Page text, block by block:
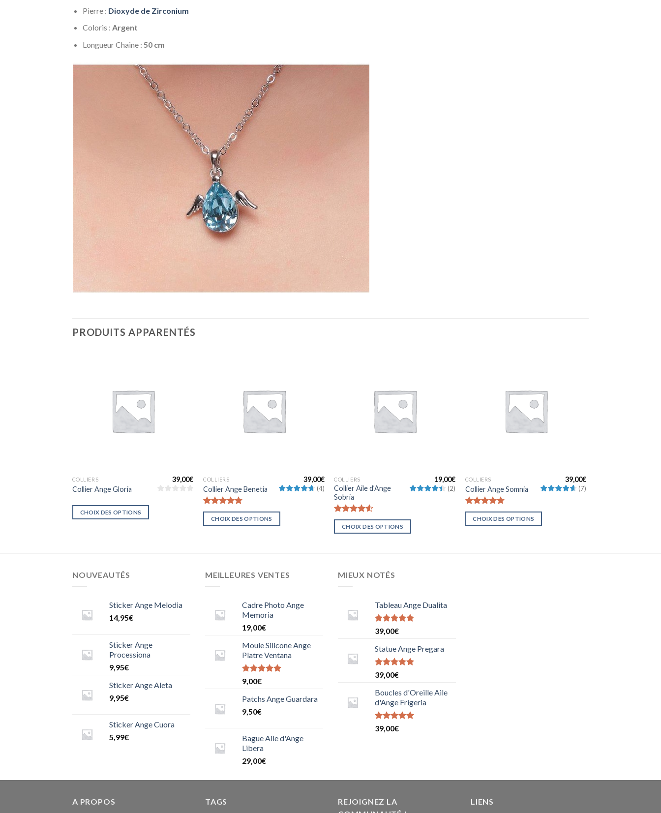
Pierre : Dioxyde de Zirconium
Coloris : Argent
Longueur Chaine : 50 cm
PRODUITS APPARENTÉS
COLLIERS
Collier Ange Gloria
39,00€
CHOIX DES OPTIONS
COLLIERS
Collier Ange Benetia
Note4.75
sur 5
39,00€
(4)
CHOIX DES OPTIONS
COLLIERS
Collier Aile d’Ange
Sobria
Note4.5
sur 5
19,00€
(2)
CHOIX DES OPTIONS
COLLIERS
Collier Ange Somnia
Note4.71
sur 5
39,00€
(7)
CHOIX DES OPTIONS
NOUVEAUTÉS
Sticker Ange Melodia
14,95€
Sticker Ange
Processiona
9,95€
Sticker Ange Aleta
9,95€
Sticker Ange Cuora
5,99€
MEILLEURES VENTES
Cadre Photo Ange
Memoria
19,00€
Moule Silicone Ange
Platre Ventana
Note
5.0000000000000000
sur 5
9,00€
Patchs Ange Guardara
9,50€
Bague Aile d'Ange
Libera
29,00€
MIEUX NOTÉS
Tableau Ange Dualita
Note5sur
39,00€
Statue Ange Pregara
Note
5.0000000000000000
sur 5
39,00€
Boucles d'Oreille Aile
d'Ange Frigeria
Note
5.0000000000000000
39,00€
A PROPOS TAGS
REJOIGNEZ LA
LIENS